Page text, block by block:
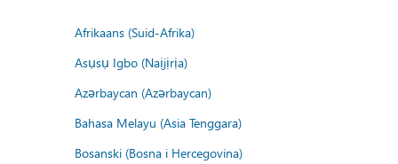
Afrikaans (Suid-Afrika)
Asụsụ Igbo (Naịjịrịa)
Azərbaycan (Azərbaycan)
Bahasa Melayu (Asia Tenggara)
Bosanski (Bosna i Hercegovina)